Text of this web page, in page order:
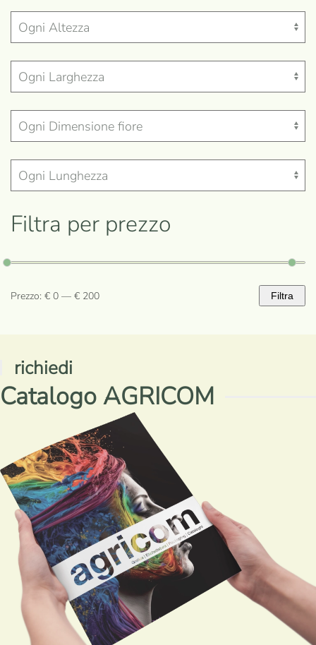
Filtra per prezzo
Prezzo
Prezzo
Filtra
Prezzo: € 0 — € 200
richiedi
Catalogo AGRICOM